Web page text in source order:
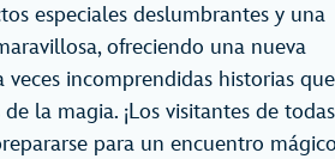
especiales deslumbrantes y una
ofreciendo una nueva
veces incomprendidas historias que
la magia. ¡Los visitantes de todas
para un encuentro